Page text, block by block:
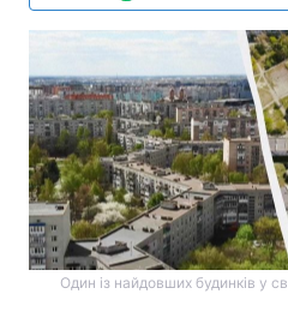
Один із найдовших будинків у